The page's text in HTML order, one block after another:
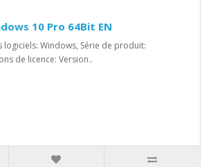
10 Pro 64Bit EN
logiciels: Windows, Série de produit:
de licence: Version..